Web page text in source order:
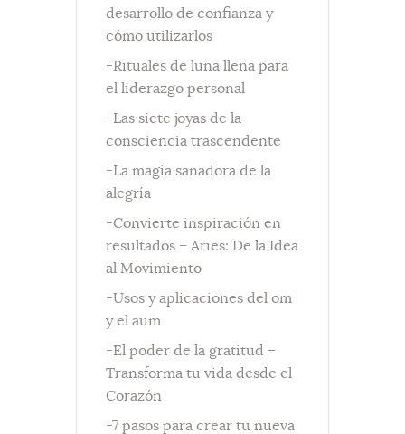
desarrollo de confianza y
cómo utilizarlos
-Rituales de luna llena para
el liderazgo personal
-Las siete joyas de la
consciencia trascendente
-La magia sanadora de la
alegría
-Convierte inspiración en
resultados – Aries: De la Idea
al Movimiento
-Usos y aplicaciones del om
y el aum
-El poder de la gratitud –
Transforma tu vida desde el
Corazón
-7 pasos para crear tu nueva